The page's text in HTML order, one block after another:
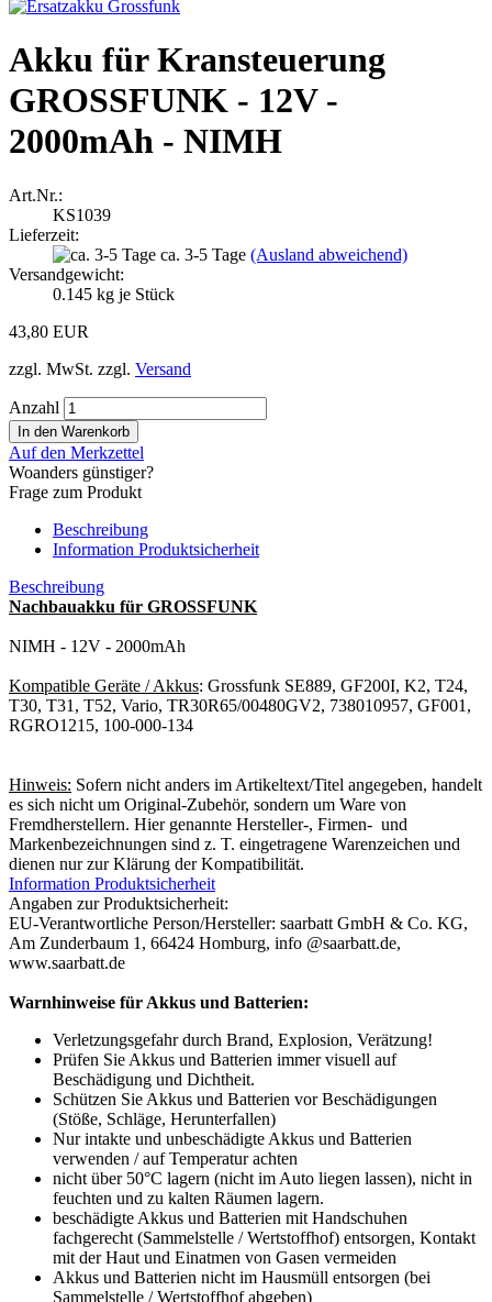
Akku für Kransteuerung
GROSSFUNK - 12V -
2000mAh - NIMH
Art.Nr.:
KS1039
Lieferzeit:
ca. 3-5 Tage (Ausland abweichend)
Versandgewicht:
0.145 kg je Stück
43,80 EUR
zzgl. MwSt. zzgl. Versand
Anzahl
Auf den Merkzettel
Woanders günstiger?
Frage zum Produkt
Beschreibung
Information Produktsicherheit
Beschreibung
Nachbauakku für GROSSFUNK
NIMH - 12V - 2000mAh
Kompatible Geräte / Akkus: Grossfunk SE889, GF200I, K2, T24,
T30, T31, T52, Vario, TR30R65/00480GV2, 738010957, GF001,
RGRO1215, 100-000-134
Hinweis: Sofern nicht anders im Artikeltext/Titel angegeben, handelt
es sich nicht um Original-Zubehör, sondern um Ware von
Fremdherstellern. Hier genannte Hersteller-, Firmen- und
Markenbezeichnungen sind z. T. eingetragene Warenzeichen und
dienen nur zur Klärung der Kompatibilität.
Information Produktsicherheit
Angaben zur Produktsicherheit:
EU-Verantwortliche Person/Hersteller: saarbatt GmbH & Co. KG,
Am Zunderbaum 1, 66424 Homburg, info @saarbatt.de,
www.saarbatt.de
Warnhinweise für Akkus und Batterien:
Verletzungsgefahr durch Brand, Explosion, Verätzung!
Prüfen Sie Akkus und Batterien immer visuell auf
Beschädigung und Dichtheit.
Schützen Sie Akkus und Batterien vor Beschädigungen
(Stöße, Schläge, Herunterfallen)
Nur intakte und unbeschädigte Akkus und Batterien
verwenden / auf Temperatur achten
nicht über 50°C lagern (nicht im Auto liegen lassen), nicht in
feuchten und zu kalten Räumen lagern.
beschädigte Akkus und Batterien mit Handschuhen
fachgerecht (Sammelstelle / Wertstoffhof) entsorgen, Kontakt
mit der Haut und Einatmen von Gasen vermeiden
Akkus und Batterien nicht im Hausmüll entsorgen (bei
Sammelstelle / Wertstoffhof abgeben)